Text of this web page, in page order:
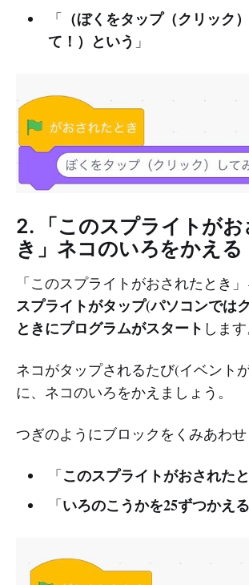
「 （ぼくをタップ（クリック
て！）という 」
2. 「このスプライトがお
き」ネコのいろをかえる
「このスプライトがおされたとき」
スプライトがタップ(パソコンでは
ときにプログラムがスタート します
ネコがタップされるたび(イベント
に、ネコのいろをかえましょう。
つぎのようにブロックをくみあわせ
「このスプライトがおされた
「いろのこうかを25ずつかえる